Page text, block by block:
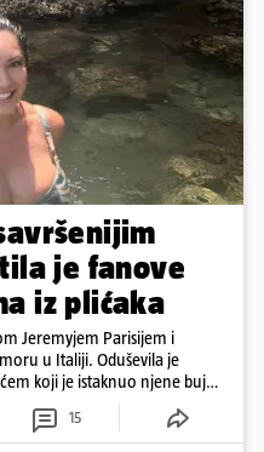
je fanove
iz plićaka
Jeremyjem Parisijem i
u Italiji. Oduševila je
koji je istaknuo njene bujne
15